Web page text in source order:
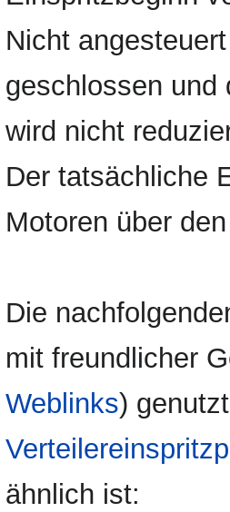
Nicht
geschlossen und
wird nicht
Der tatsächliche
Motoren über
Die
mit freundlicher
Weblinks)
ähnlich ist: